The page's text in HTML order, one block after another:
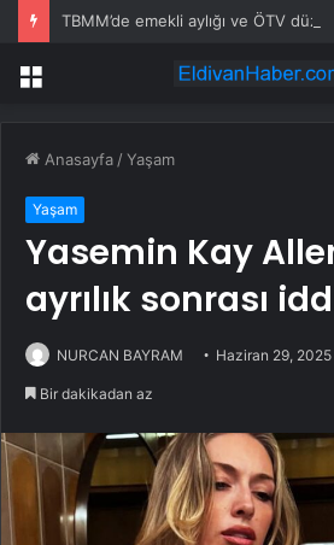
Menü
Anasayfa /Yaşam
Yaşam
Yasemin Kay
ayrılık sonrası
NURCAN BAYRAM Haziran 29, 2025
Bir dakikadan az